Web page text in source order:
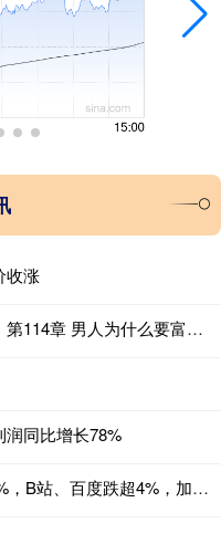
收涨
星富优配 玄幻修真小说《全身金刚》第114章 男人为什么要富贵_达尼_业障_完家人
同比增长78%
豪极资本 科技股重挫，Meta大跌12%，B站、百度跌超4%，加密货币21万人爆仓